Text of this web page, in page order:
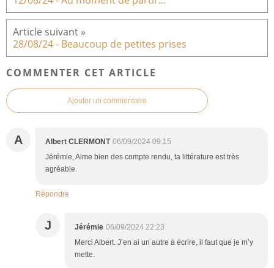
28/08/24 - Beaucoup de petites prises
COMMENTER CET ARTICLE
Ajouter un commentaire
A Albert CLERMONT 06/09/2024 09:15
Jérémie, Aime bien des compte rendu, ta littérature est très
agréable.
Répondre
J Jérémie 06/09/2024 22:23
Merci Albert. J’en ai un autre à écrire, il faut que je m’y
mette.